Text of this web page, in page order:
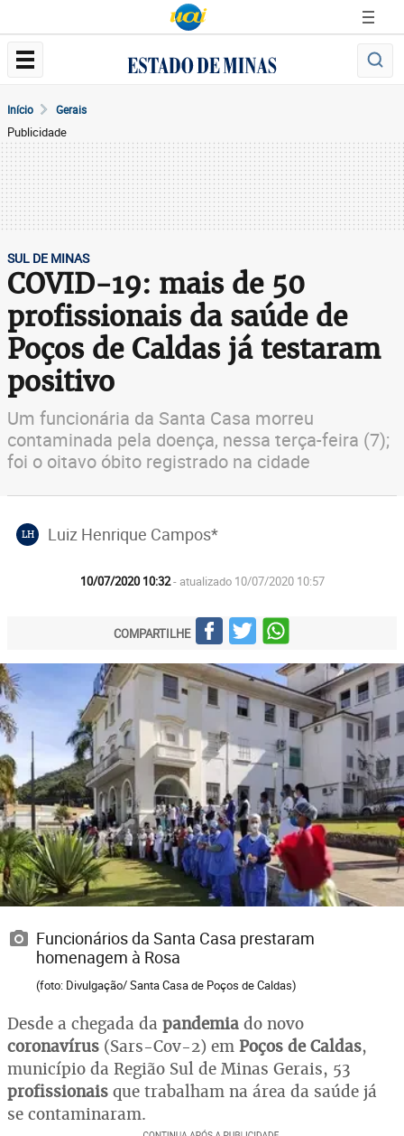
Início Gerais
Publicidade
SUL DE MINAS
COVID-19: mais de 50
profissionais da saúde de
Poços de Caldas já testaram
positivo
Um funcionária da Santa Casa morreu
contaminada pela doença, nessa terça-feira (7);
foi o oitavo óbito registrado na cidade
LH Luiz Henrique Campos*
10/07/2020 10:32- atualizado 10/07/2020 10:57
COMPARTILHE
Funcionários da Santa Casa prestaram
homenagem à Rosa
(foto: Divulgação/ Santa Casa de Poços de Caldas)
Desde a chegada da pandemia do novo
coronavírus (Sars-Cov-2) em Poços de Caldas,
município da Região Sul de Minas Gerais, 53
profissionais que trabalham na área da saúde já
se contaminaram.